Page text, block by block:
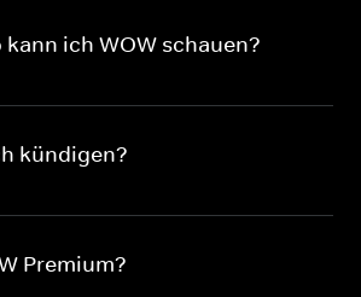
kann ich WOW schauen?
kündigen?
Premium?